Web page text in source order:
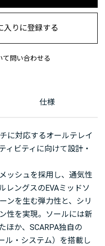
て問い合わせる
入りに登録する
仕様
に対応するオールテレイ
ィビティに向けて設計・
ッシュを採用し、通気性
レングスのEVAミッドソ
ンを生む弾力性と、シリ
性を実現。ソールには新
ほか、SCARPA独自の
ル・システム）を搭載し